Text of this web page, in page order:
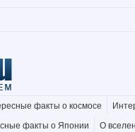
факты о космосе
факты о Японии
О